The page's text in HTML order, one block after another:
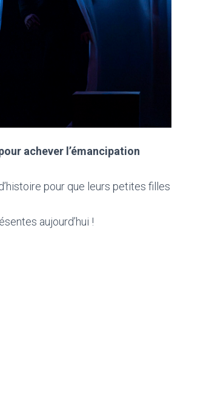
achever l’émancipation
pour que leurs petites filles
aujourd’hui !